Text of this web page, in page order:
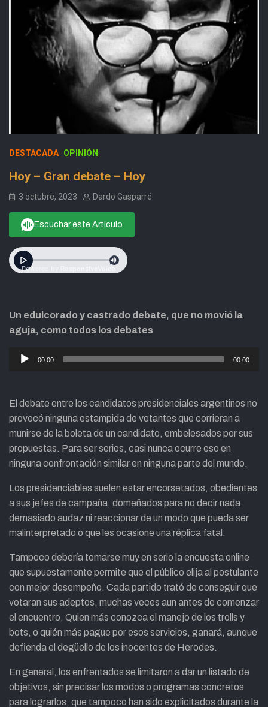
DESTACADA OPINIÓN
Hoy – Gran debate – Hoy
3 octubre, 2023 Dardo Gasparré
Escuchar este Artículo
Un edulcorado y castrado debate, que no movió la
aguja, como todos los debates
Reproductor
00:00 00:00
El debate entre los candidatos presidenciales argentinos no
provocó ninguna estampida de votantes que corrieran a
munirse de la boleta de un candidato, embelesados por sus
propuestas. Para ser serios, casi nunca ocurre eso en
ninguna confrontación similar en ninguna parte del mundo.
Los presidenciables suelen estar encorsetados, obedientes
a sus jefes de campaña, domeñados para no decir nada
demasiado audaz ni reaccionar de un modo que pueda ser
malinterpretado o que les ocasione una réplica fatal.
Tampoco debería tomarse muy en serio la encuesta online
que supuestamente permite que el público elija al postulante
con mejor desempeño. Cada partido trató de conseguir que
votaran sus adeptos, muchas veces aun antes de comenzar
el encuentro. Quien más conozca el manejo de los trolls y
bots, o quién más pague por esos servicios, ganará, aunque
defienda el degüello de los inocentes de Herodes.
En general, los enfrentados se limitaron a dar un listado de
objetivos, sin precisar los modos o programas concretos
para lograrlos, que tampoco han sido explicitados durante la